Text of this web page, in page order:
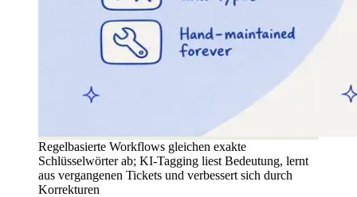
Regelbasierte Workflows gleichen exakte
Schlüsselwörter ab; KI-Tagging liest Bedeutung, lernt
aus vergangenen Tickets und verbessert sich durch
Korrekturen